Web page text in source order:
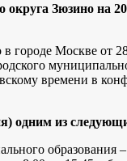
Зюзино на
городе Москве от
времени в
одним из